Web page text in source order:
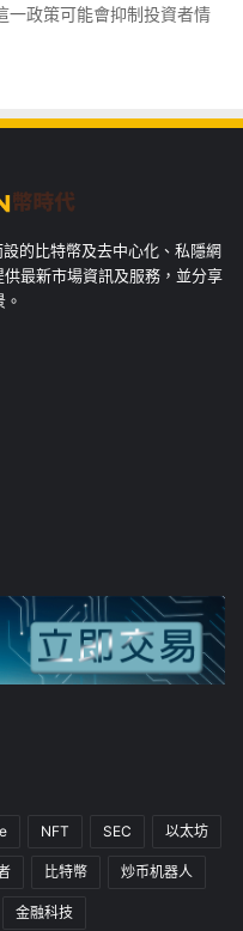
一政策可能會抑制投資者情
的比特幣及去中心化、私隱網
最新市場資訊及服務，並分享
NFT SEC 以太坊
比特幣 炒币机器人
金融科技